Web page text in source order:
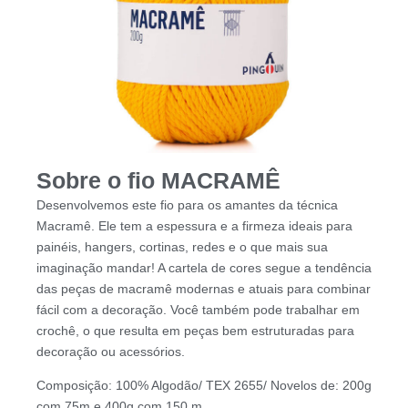
Sobre o fio MACRAMÊ
Desenvolvemos este fio para os amantes da técnica
Macramê. Ele tem a espessura e a firmeza ideais para
painéis, hangers, cortinas, redes e o que mais sua
imaginação mandar! A cartela de cores segue a tendência
das peças de macramê modernas e atuais para combinar
fácil com a decoração. Você também pode trabalhar em
crochê, o que resulta em peças bem estruturadas para
decoração ou acessórios.
Composição: 100% Algodão/ TEX 2655/ Novelos de: 200g